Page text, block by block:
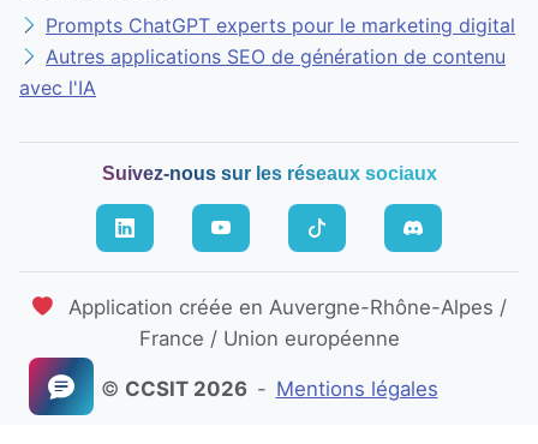
Prompts ChatGPT experts pour le marketing digital
Autres applications SEO de génération de contenu
avec l'IA
Suivez-nous sur les réseaux sociaux
Application créée en Auvergne-Rhône-Alpes /
France / Union européenne
© CCSIT 2026 - Mentions légales